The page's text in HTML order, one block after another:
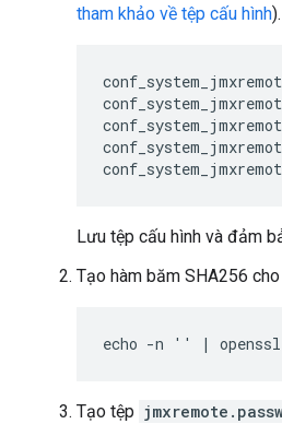
tham khảo về tệp cấu hình
Lưu tệp cấu hình và đảm
Tạo hàm băm SHA256
echo -n ' ' | openssl
Tạo tệp